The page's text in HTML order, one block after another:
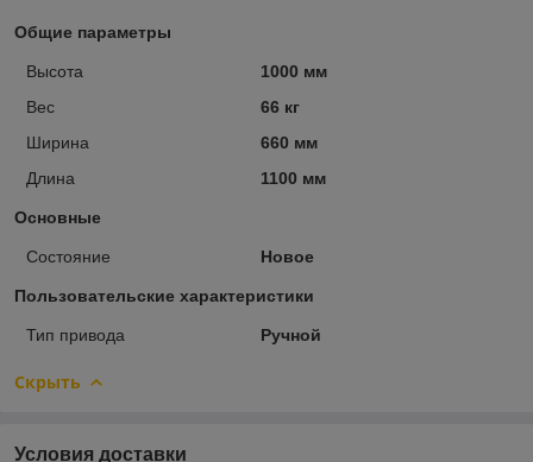
Общие параметры
Высота
1000 мм
Вес
66 кг
Ширина
660 мм
Длина
1100 мм
Основные
Состояние Новое
Пользовательские характеристики
Тип привода Ручной
Скрыть
Условия доставки